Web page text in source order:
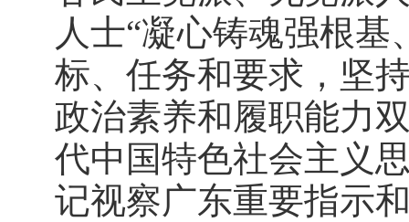
人士“凝心铸魂强根
标、任务和要求，坚
政治素养和履职能力
代中国特色社会主义
记视察广东重要指示